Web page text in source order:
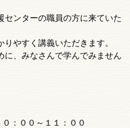
センターの職員の方に来ていた
やすく講義いただきます。
に、みなさんで学んでみません
：００～１１：００